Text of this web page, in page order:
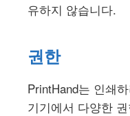
유하지 않습니다.
권한
PrintHand는 인쇄
기기에서 다양한